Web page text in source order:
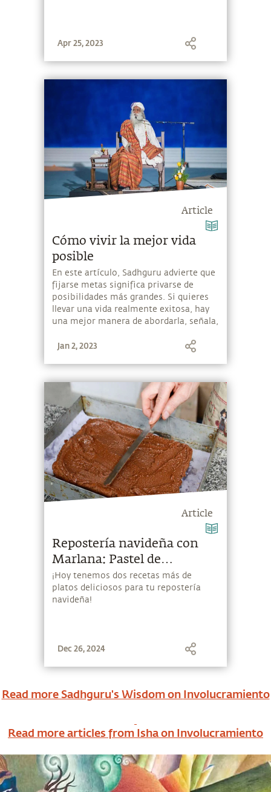
Apr 25, 2023
Article
Cómo vivir la mejor vida
posible
En este artículo, Sadhguru advierte que
fijarse metas significa privarse de
posibilidades más grandes. Si quieres
llevar una vida realmente exitosa, hay
una mejor manera de abordarla, señala,
alcanzar este objetivo. También explica
engañar a los demás, sino, sobre todo,
a ti mismo.
Jan 2, 2023
Article
Repostería navideña con
Marlana: Pastel de
chocolate (sin huevo), y
Gotas de frutas y nueces
¡Hoy tenemos dos recetas más de
platos deliciosos para tu repostería
navideña!
Dec 26, 2024
Read more Sadhguru's Wisdom on Involucramiento
Read more articles from Isha on Involucramiento